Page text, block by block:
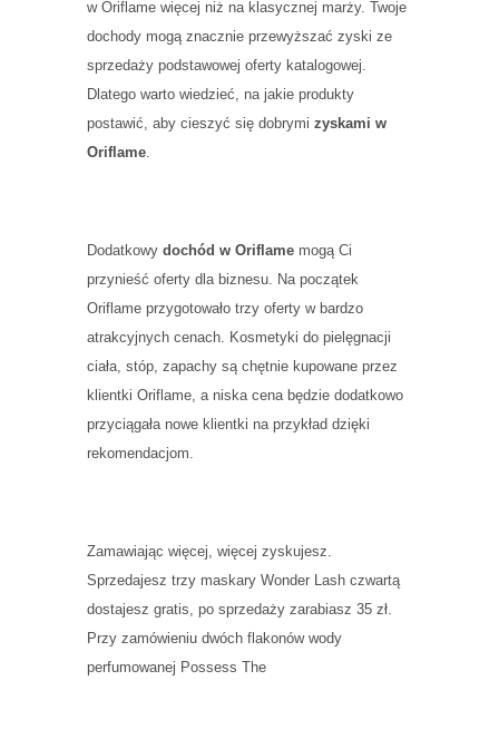
w Oriflame więcej niż na klasycznej marży. Twoje
dochody mogą znacznie przewyższać zyski ze
sprzedaży podstawowej oferty katalogowej.
Dlatego warto wiedzieć, na jakie produkty
postawić, aby cieszyć się dobrymi zyskami w
Oriflame
Dodatkowy dochód w Oriflame mogą Ci
przynieść oferty dla biznesu. Na początek
Oriflame przygotowało trzy oferty w bardzo
atrakcyjnych cenach. Kosmetyki do pielęgnacji
ciała, stóp, zapachy są chętnie kupowane przez
klientki Oriflame, a niska cena będzie dodatkowo
przyciągała nowe klientki na przykład dzięki
rekomendacjom.
Zamawiając więcej, więcej zyskujesz.
Sprzedajesz trzy maskary Wonder Lash czwartą
dostajesz gratis, po sprzedaży zarabiasz 35 zł.
Przy zamówieniu dwóch flakonów wody
perfumowanej Possess The